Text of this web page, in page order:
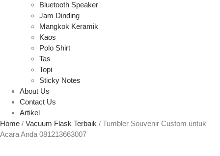
Bluetooth Speaker
Jam Dinding
Mangkok Keramik
Kaos
Polo Shirt
Tas
Topi
Sticky Notes
About Us
Contact Us
Artikel
Home / Vacuum Flask Terbaik / Tumbler Souvenir Custom untuk
Acara Anda 081213663007